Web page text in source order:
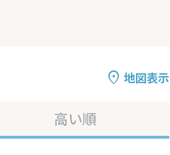
地図表示
高い順